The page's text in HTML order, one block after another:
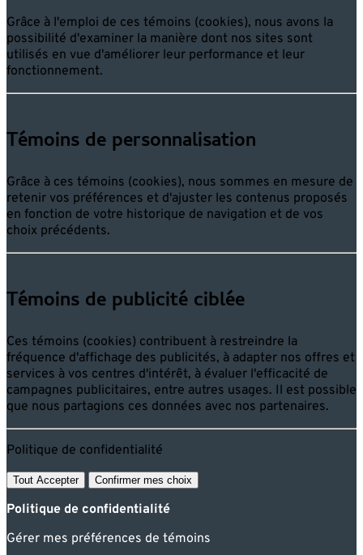
Grâce à l'emploi de ces témoins (cookies), nous avons la
possibilité d'examiner la manière dont nos sites sont
utilisés en vue d'améliorer leur performance et leur
fonctionnement.
Témoins de personnalisation
Grâce à ces témoins (cookies), nous sommes en mesure de
retenir vos préférences et d'ajuster les contenus proposés
en fonction de votre historique de navigation et de vos
choix précédents.
Témoins de publicité ciblée
Ces témoins (cookies) contribuent à restreindre la
fréquence d'affichage des publicités, à adapter nos offres et
services à vos centres d'intérêt, à évaluer l'efficacité de
campagnes publicitaires, entre autres usages. Il est possible
que nous partagions ces données avec nos partenaires.
Politique de confidentialité
Tout Accepter Confirmer mes choix
Politique de confidentialité
Gérer mes préférences de témoins